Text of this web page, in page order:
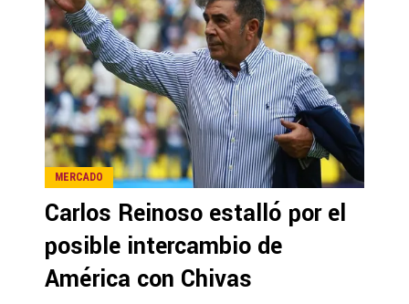
MERCADO
Carlos Reinoso estalló por el
posible intercambio de
América con Chivas